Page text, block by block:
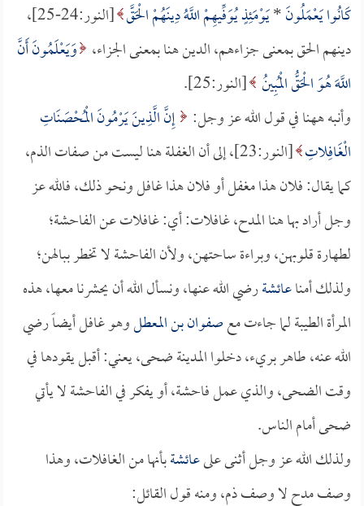
كَانُوا يَعْمَلُونَ*يَوْمَئِذٍ يُوَفِّيهِمْ اللَّهُ دِينَهُمْ الْحَقَّ
[النور:24-25]،
دينهم الحق بمعنى جزاءهم، الدين هنا بمعنى الجزاء، وَيَعْلَمُونَ أَنَّ
اللَّهَ هُوَ الْحَقُّ الْمُبِينُ [النور:25].
وأنبه ههنا في قول الله عز وجل: إِنَّ الَّذِينَ يَرْمُونَ الْمُحْصَنَاتِ
الْغَافِلاتِ
[النور:23]، إلى أن الغفلة هنا ليست من صفات الذم،
كما يقال: فلان هذا مغفل أو فلان هذا غافل ونحو ذلك، فالله عز
وجل أراد بها هنا المدح، غافلات: أي: غافلات عن الفاحشة؛
لطهارة قلوبهن، وبراءة ساحتهن، ولأن الفاحشة لا تخطر ببالهن؛
ولذلك أمناعائشةرضي الله عنها، ونسأل الله أن يحشرنا معها، هذه
المرأة الطيبة لما جاءت معصفوان بن المعطلوهو غافل أيضاً رضي
الله عنه، طاهر بريء، دخلوا المدينة ضحى، يعني: أقبل يقودها في
وقت الضحى، والذي عمل فاحشة، أو يفكر في الفاحشة لا يأتي
ضحى أمام الناس.
ولذلك الله عز وجل أثنى علىعائشةبأنها من الغافلات، وهذا
وصف مدح لا وصف ذم، ومنه قول القائل: